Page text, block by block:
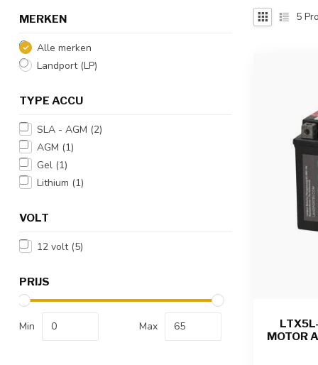
MERKEN
Alle merken
Landport (LP)
TYPE ACCU
SLA - AGM (2)
AGM (1)
Gel (1)
Lithium (1)
VOLT
12 volt (5)
PRIJS
Min Max
5
MOTOR